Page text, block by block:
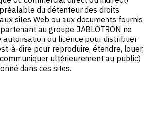
du détenteur des droits
sites Web ou aux documents fournis
au groupe JABLOTRON ne
autorisation ou licence pour distribuer
à-dire pour reproduire, étendre, louer,
ultérieurement au public)
dans ces sites.